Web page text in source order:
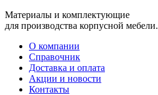
Материалы и комплектующие
для производства корпусной мебели.
О компании
Справочник
Доставка и оплата
Акции и новости
Контакты